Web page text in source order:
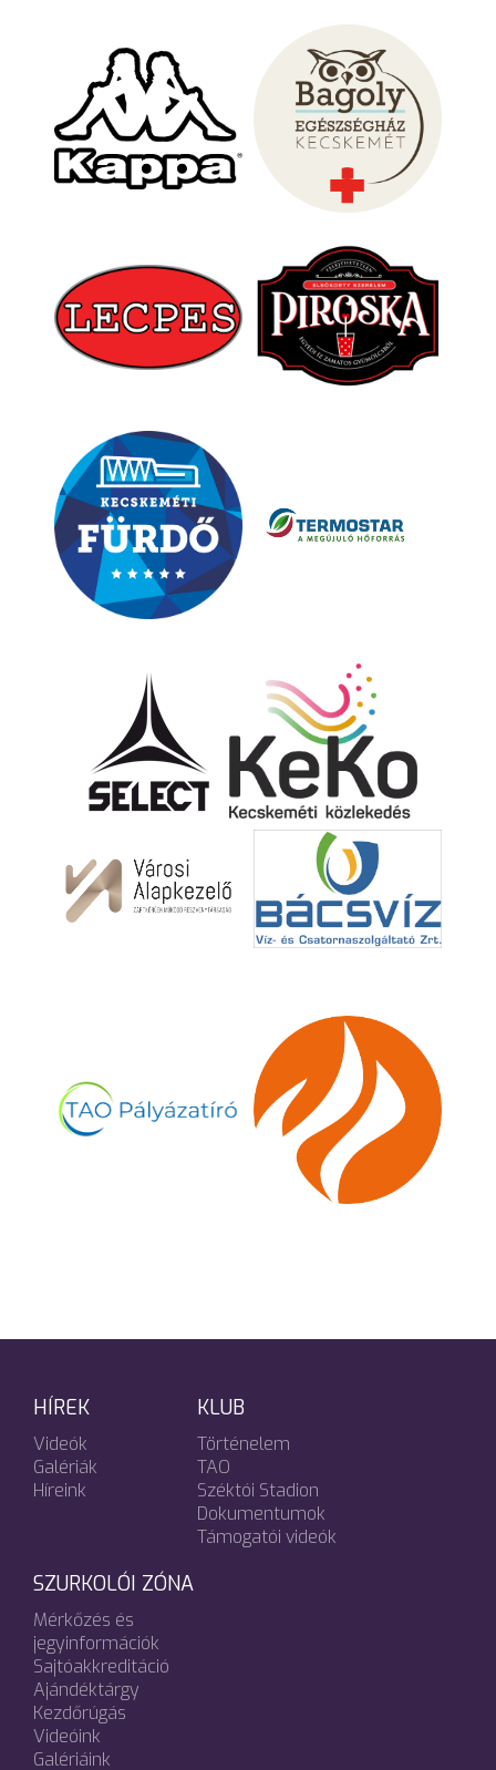
HÍREK
Videók
Galériák
Híreink
KLUB
Történelem
TAO
Széktói Stadion
Dokumentumok
Támogatói videók
SZURKOLÓI ZÓNA
Mérkőzés és
jegyinformációk
Sajtóakkreditáció
Ajándéktárgy
Kezdőrúgás
Videóink
Galériáink